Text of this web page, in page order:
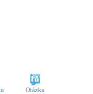
Otázka